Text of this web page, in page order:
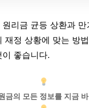
리금 균등 상환과 만
재정 상황에 맞는 방
이 좋습니다.
금의 모든 정보를 지금